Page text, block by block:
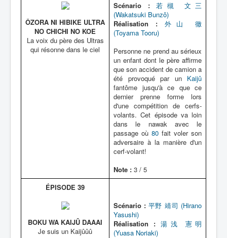
ÔZORA NI HIBIKE ULTRA
NO CHICHI NO KOE
La voix du père des Ultras
qui résonne dans le ciel
Scénario :
若槻 文三
(Wakatsuki Bunzô)
Réalisation :
外山 徹
(Toyama Tooru)
Personne ne prend au sérieux
un enfant dont le père affirme
que son accident de camion a
été provoqué par un Kaijû
fantôme jusqu'à ce que ce
dernier prenne forme lors
d'une compétition de cerfs-
volants. Cet épisode va loin
dans le nawak avec le
passage où 80 fait voler son
adversaire à la manière d'un
cerf-volant!
Note : 3 / 5
ÉPISODE 39
BOKU WA KAIJÛ DAAAI
Je suis un Kaijûûû
Scénario : 平野 靖司 (Hirano
Yasushi)
Réalisation : 湯浅 憲明
(Yuasa Noriaki)